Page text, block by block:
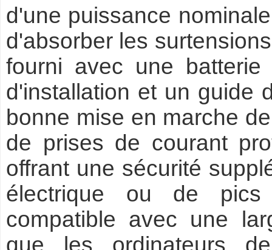
d'une puissance
d'absorber les
fourni avec une
d'installation et un guide
bonne mise en marche
de prises de courant
offrant une sécurité
électrique ou de
compatible avec une
que les ordinateurs